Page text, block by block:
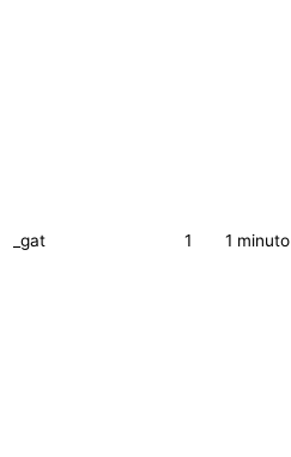
_gat 1 1 minuto